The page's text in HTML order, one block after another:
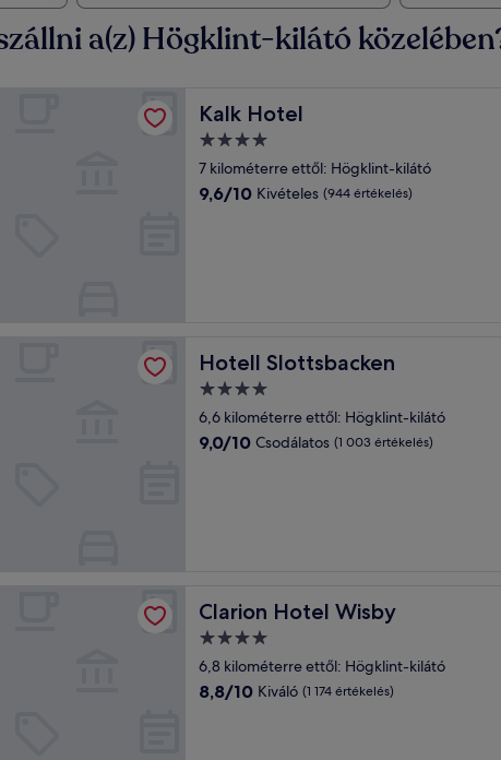
a(z) Högklint-kilátó
Kalk Hotel
Kalk Hotel
4.0
csillagos
szálláshely
7 kilométerre ettől: Högklint-kilátó
9.6
9,6/10 Kivételes (944 értékelés)
Hotell Slottsbacken
Hotell Slottsbacken
4.0
csillagos
szálláshely
6,6 kilométerre ettől: Högklint-kilátó
9.0
9,0/10 Csodálatos (1 003 értékelés)
Clarion Hotel Wisby
Clarion Hotel Wisby
4.0
csillagos
szálláshely
6,8 kilométerre ettől: Högklint-kilátó
8.8
8,8/10 Kiváló (1 174 értékelés)